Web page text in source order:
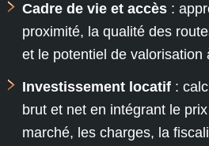
Cadre de vie et accès :
proximité, la qualité des
et le potentiel de valorisation
Investissement locatif :
brut et net en intégrant le
marché, les charges, la